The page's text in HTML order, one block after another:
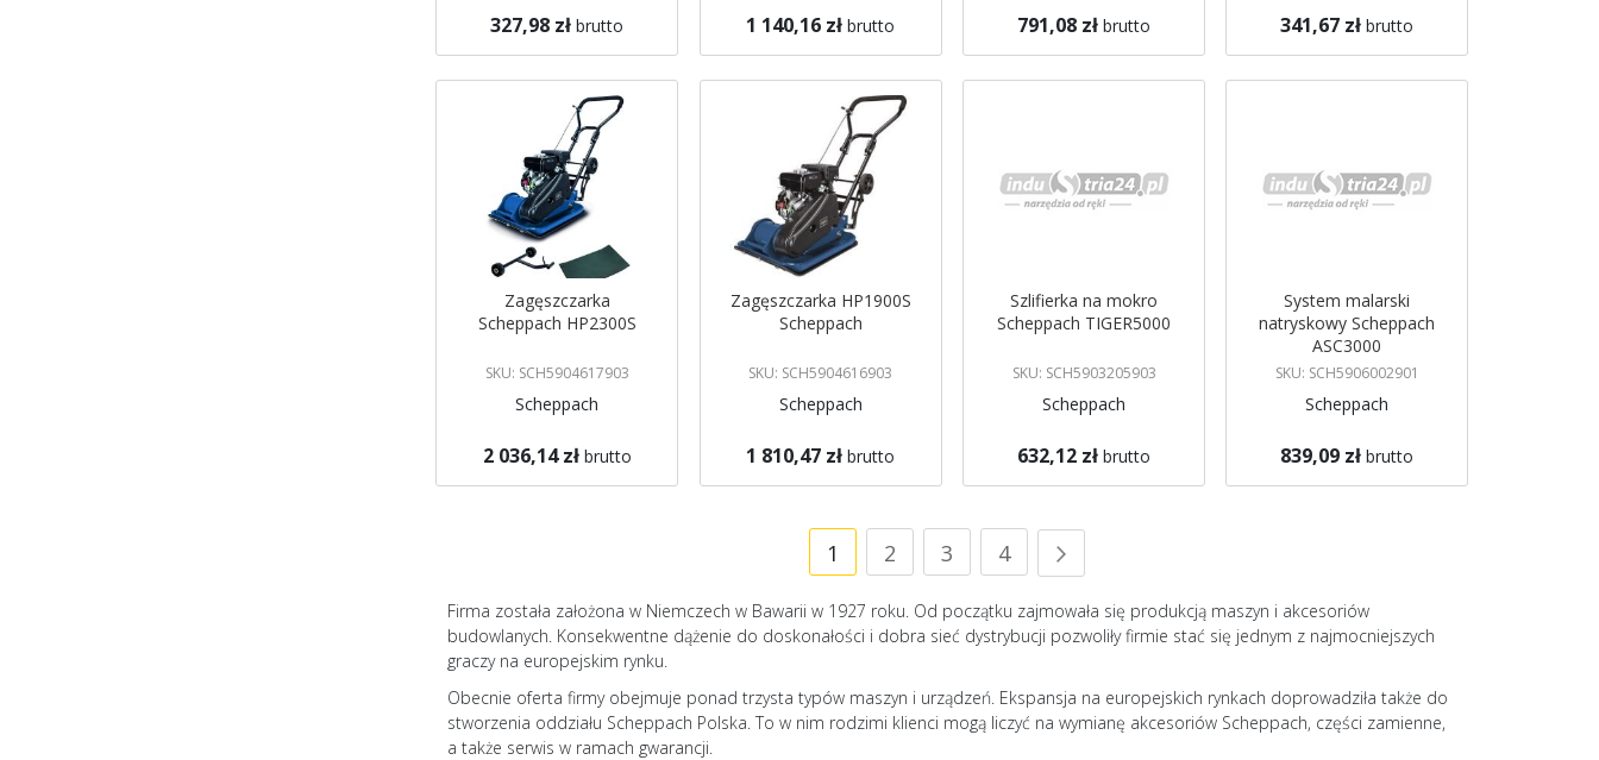
327,98 zł brutto 1 140,16 zł brutto 791,08 zł brutto 341,67 zł brutto
Zagęszczarka
Scheppach HP2300S
SKU: SCH5904617903
Scheppach
2 036,14 zł brutto
Zagęszczarka HP1900S
Scheppach
SKU: SCH5904616903
Scheppach
1 810,47 zł brutto
Szlifierka na mokro
Scheppach TIGER5000
SKU: SCH5903205903
Scheppach
632,12 zł brutto
System malarski
natryskowy Scheppach
ASC3000
SKU: SCH5906002901
Scheppach
839,09 zł brutto
Aktualnie czytasz stronę
1 Strona
2 Strona
3 Strona
4
Firma została założona w Niemczech w Bawarii w 1927 roku. Od początku zajmowała się produkcją maszyn i akcesoriów
budowlanych. Konsekwentne dążenie do doskonałości i dobra sieć dystrybucji pozwoliły firmie stać się jednym z najmocniejszych
graczy na europejskim rynku.
Obecnie oferta firmy obejmuje ponad trzysta typów maszyn i urządzeń. Ekspansja na europejskich rynkach doprowadziła także do
stworzenia oddziału Scheppach Polska. To w nim rodzimi klienci mogą liczyć na wymianę akcesoriów Scheppach, części zamienne,
a także serwis w ramach gwarancji.